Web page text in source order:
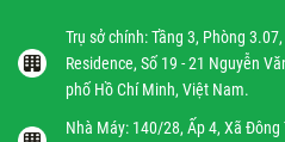
Trụ sở chính: Tầng 3, Phòng
Residence, Số 19 - 21 Nguyễn
phố Hồ Chí Minh, Việt Nam.
Nhà Máy: 140/28, Ấp 4, Xã